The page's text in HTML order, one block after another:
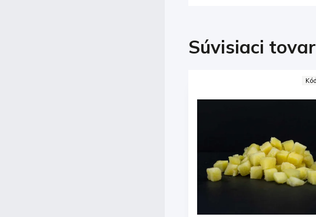
Súvisiaci tovar